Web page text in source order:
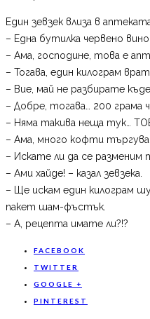
Един зевзек влиза в
– Една бутилка червено вино.
– Ама, господине, това е
– Тогава, един килограм
– Вие, май не разбирате
– Добре, тогава… 200 грама
– Няма такива неща тук…
– Ама, много кофти
– Искате ли да се разменим
– Ами хайде! – казал зевзека.
– Ще искам един килограм
пакет шам-фъстък.
– А, рецепта имате ли?!?
FACEBOOK
TWITTER
GOOGLE +
PINTEREST